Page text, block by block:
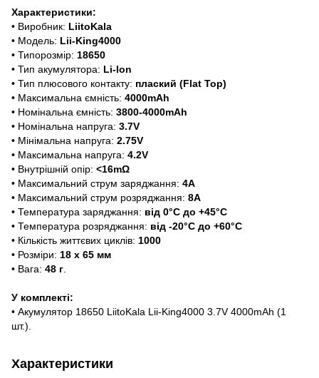
Характеристики:
• Виробник: LiitoKala
• Модель: Lii-King4000
• Типорозмір: 18650
• Тип акумулятора: Li-Ion
• Тип плюсового контакту: плаский (Flat Top)
• Максимальна ємність: 4000mAh
• Номінальна ємність: 3800-4000mAh
• Номінальна напруга: 3.7V
• Мінімальна напруга: 2.75V
• Максимальна напруга: 4.2V
• Внутрішній опір: <16mΩ
• Максимальний струм заряджання: 4А
• Максимальний струм розряджання: 8А
• Температура заряджання: від 0°C до +45°C
• Температура розряджання: від -20°C до +60°C
• Кількість життєвих циклів: 1000
• Розміри: 18 х 65 мм
• Вага: 48 г
У комплекті:
• Акумулятор 18650 LiitoKala Lii-King4000 3.7V 4000mAh (1
шт.).
Характеристики